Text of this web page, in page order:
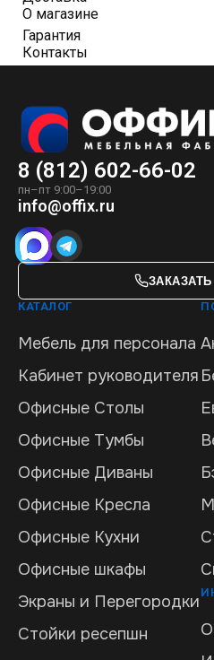
О магазине
Гарантия
Контакты
8 (812) 602-66-02
пн–пт 9:00–19:00
info@offix.ru
КАТАЛОГ
Мебель для персонала
Кабинет руководителя
Офисные Столы
Офисные Тумбы
Офисные Диваны
Офисные Кресла
Офисные Кухни
Офисные шкафы
Экраны и Перегородки
Стойки ресепшн